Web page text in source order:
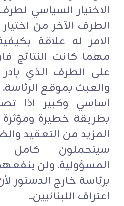
الاختيار السياسي
الطرف الآخر من
الامر له علاقة
مهما كانت النتائج
على الطرف الذي
والعبث بموقع
اساسي وكبير اذا
بطريقة خطيرة
المزيد من التعقيد
سيتحملون كامل
المسؤولية. ولن
برئاسة خارج الدستور
اعتراف اللبنانيين..